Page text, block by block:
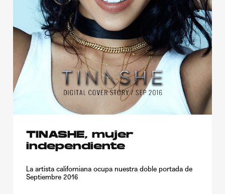
TINASHE, mujer
independiente
La artista californiana ocupa nuestra doble portada de
Septiembre 2016